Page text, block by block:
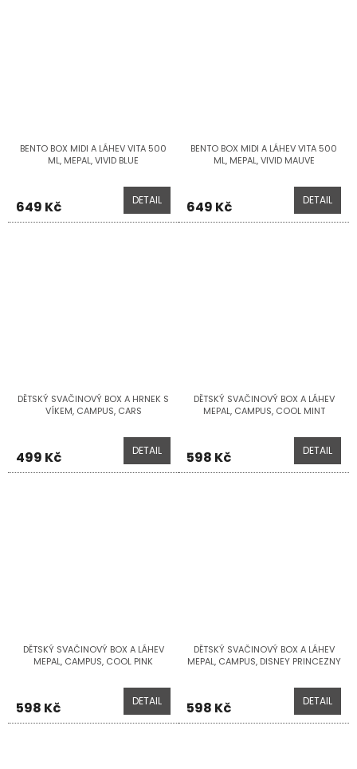
BENTO BOX MIDI A LÁHEV VITA 500
ML, MEPAL, VIVID BLUE
649 Kč DETAIL
BENTO BOX MIDI A LÁHEV VITA 500
ML, MEPAL, VIVID MAUVE
649 Kč DETAIL
DĚTSKÝ SVAČINOVÝ BOX A HRNEK S
VÍKEM, CAMPUS, CARS
499 Kč DETAIL
DĚTSKÝ SVAČINOVÝ BOX A LÁHEV
MEPAL, CAMPUS, COOL MINT
598 Kč DETAIL
DĚTSKÝ SVAČINOVÝ BOX A LÁHEV
MEPAL, CAMPUS, COOL PINK
598 Kč DETAIL
DĚTSKÝ SVAČINOVÝ BOX A LÁHEV
MEPAL, CAMPUS, DISNEY PRINCEZNY
598 Kč DETAIL